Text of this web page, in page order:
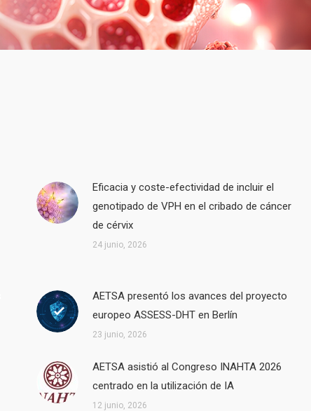
Eficacia y coste-efectividad de incluir el
genotipado de VPH en el cribado de cáncer
de cérvix
24 junio, 2026
AETSA presentó los avances del proyecto
europeo ASSESS-DHT en Berlín
23 junio, 2026
AETSA asistió al Congreso INAHTA 2026
centrado en la utilización de IA
12 junio, 2026